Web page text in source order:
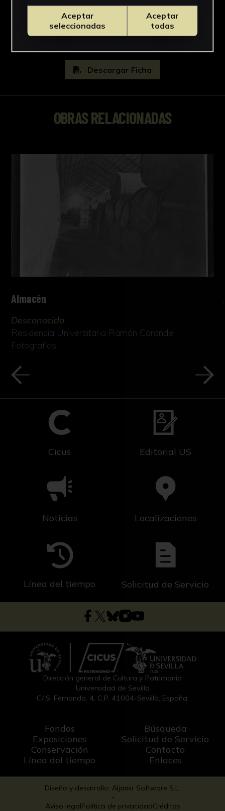
Ver más
Descargar Ficha
OBRAS RELACIONADAS
Almacén
Desconocido
Residencia Universitaria Ramón Carande
Fotografías
Cicus Editorial US
Noticias Localizaciones
Línea del tiempo Solicitud de Servicio
Dirección general de Cultura y Patrimonio
Universidad de Sevilla
C/ S. Fernando, 4, C.P. 41004-Sevilla, España.
Fondos
Exposiciones
Conservación
Línea del tiempo
Búsqueda
Solicitud de Servicio
Contacto
Enlaces
Diseño y desarrollo: Aljamir Software S.L.
-
Aviso legalPolítica de privacidadCréditos
Aceptar
seleccionadas
Aceptar
todas